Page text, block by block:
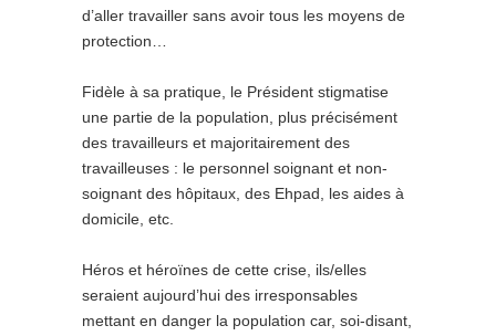
d’aller travailler sans avoir tous les moyens de
protection…
Fidèle à sa pratique, le Président stigmatise
une partie de la population, plus précisément
des travailleurs et majoritairement des
travailleuses : le personnel soignant et non-
soignant des hôpitaux, des Ehpad, les aides à
domicile, etc.
Héros et héroïnes de cette crise, ils/elles
seraient aujourd’hui des irresponsables
mettant en danger la population car, soi-disant,